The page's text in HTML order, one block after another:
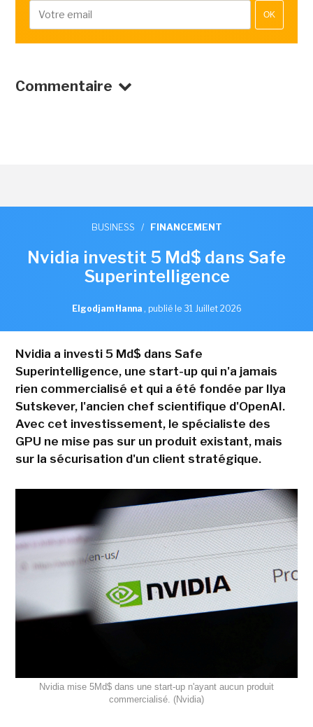
OK
Commentaire
BUSINESS / FINANCEMENT
Nvidia investit 5 Md$ dans Safe
Superintelligence
Elgodjam Hanna , publié le 31 Juillet 2026
Nvidia a investi 5 Md$ dans Safe
Superintelligence, une start-up qui n'a jamais
rien commercialisé et qui a été fondée par Ilya
Sutskever, l'ancien chef scientifique d'OpenAI.
Avec cet investissement, le spécialiste des
GPU ne mise pas sur un produit existant, mais
sur la sécurisation d'un client stratégique.
Nvidia mise 5Md$ dans une start-up n'ayant aucun produit
commercialisé. (Nvidia)